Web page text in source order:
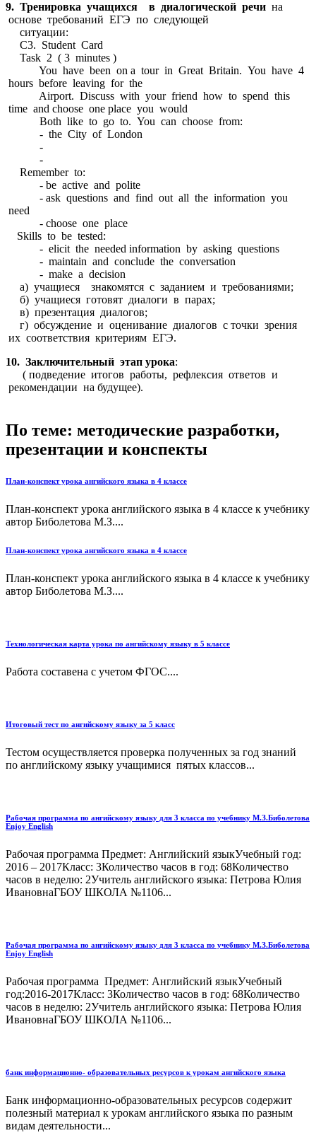
9. Тренировка учащихся в диалогической речи на
основе требований ЕГЭ по следующей
ситуации:
C3. Student Card
Task 2 ( 3 minutes )
You have been on a tour in Great Britain. You have 4
hours before leaving for the
Airport. Discuss with your friend how to spend this
time and choose one place you would
Both like to go to. You can choose from:
- the City of London
-
-
Remember to:
- be active and polite
- ask questions and find out all the information you
need
- choose one place
Skills to be tested:
- elicit the needed information by asking questions
- maintain and conclude the conversation
- make a decision
а) учащиеся знакомятся с заданием и требованиями;
б) учащиеся готовят диалоги в парах;
в) презентация диалогов;
г) обсуждение и оценивание диалогов с точки зрения
их соответствия критериям ЕГЭ.
10. Заключительный этап урока:
( подведение итогов работы, рефлексия ответов и
рекомендации на будущее).
По теме: методические разработки,
презентации и конспекты
План-конспект урока ангийского языка в 4 классе
План-конспект урока английского языка в 4 классе к учебнику
автор Биболетова М.З....
План-конспект урока ангийского языка в 4 классе
План-конспект урока английского языка в 4 классе к учебнику
автор Биболетова М.З....
Технологическая карта урока по ангийскому языку в 5 классе
Работа составена с учетом ФГОС....
Итоговый тест по ангийскому языку за 5 класс
Тестом осуществляется проверка полученных за год знаний
по английскому языку учащимися пятых классов...
Рабочая программа по ангийскому языку для 3 класса по учебнику М.З.Биболетова
Enjoy English
Рабочая программа Предмет: Английский языкУчебный год:
2016 – 2017Класс: 3Количество часов в год: 68Количество
часов в неделю: 2Учитель английского языка: Петрова Юлия
ИвановнаГБОУ ШКОЛА №1106...
Рабочая программа по ангийскому языку для 3 класса по учебнику М.З.Биболетова
Enjoy English
Рабочая программа Предмет: Английский языкУчебный
год:2016-2017Класс: 3Количество часов в год: 68Количество
часов в неделю: 2Учитель английского языка: Петрова Юлия
ИвановнаГБОУ ШКОЛА №1106...
банк информационно- образовательных ресурсов к урокам ангийского языка
Банк информационно-образовательных ресурсов содержит
полезный материал к урокам английского языка по разным
видам деятельности...